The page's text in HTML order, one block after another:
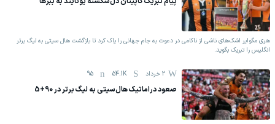
هری مگوایر اشک‌های ناشی از ناکامی در دعوت به جام جهانی را پاک کرد تا بازگشت هال سیتی به لیگ برتر
انگلیس را تبریک بگوید.
2 خرداد 54.1K
95
صعود دراماتیک هال‌سیتی به لیگ برتر در 90+5